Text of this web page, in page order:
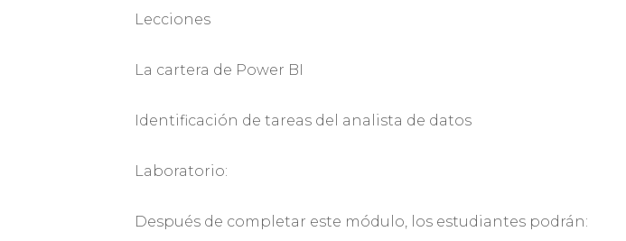
Lecciones
La cartera de Power BI
Identificación de tareas del analista de datos
Laboratorio:
Después de completar este módulo, los estudiantes podrán: